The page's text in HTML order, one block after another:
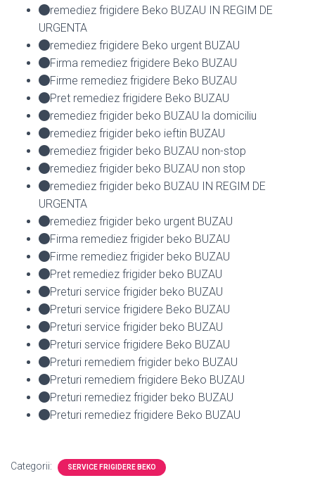
remediez frigidere Beko BUZAU IN REGIM DE
URGENTA
remediez frigidere Beko urgent BUZAU
Firma remediez frigidere Beko BUZAU
Firme remediez frigidere Beko BUZAU
Pret remediez frigidere Beko BUZAU
remediez frigider beko BUZAU la domiciliu
remediez frigider beko ieftin BUZAU
remediez frigider beko BUZAU non-stop
remediez frigider beko BUZAU non stop
remediez frigider beko BUZAU IN REGIM DE
URGENTA
remediez frigider beko urgent BUZAU
Firma remediez frigider beko BUZAU
Firme remediez frigider beko BUZAU
Pret remediez frigider beko BUZAU
Preturi service frigider beko BUZAU
Preturi service frigidere Beko BUZAU
Preturi service frigider beko BUZAU
Preturi service frigidere Beko BUZAU
Preturi remediem frigider beko BUZAU
Preturi remediem frigidere Beko BUZAU
Preturi remediez frigider beko BUZAU
Preturi remediez frigidere Beko BUZAU
Categorii: SERVICE FRIGIDERE BEKO